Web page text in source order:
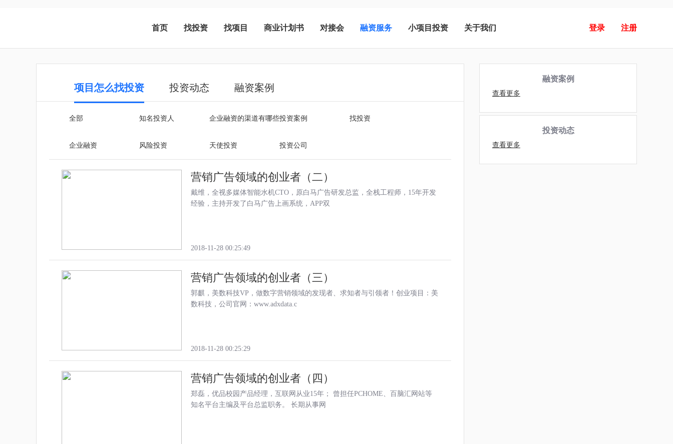
首页 找投资 找项目 商业计划书 对接会 融资服务 小项目投资 关于我们 登录 注册
项目怎么找投资 投资动态 融资案例
全部 知名投资人 企业融资的渠道有哪些投资案例 找投资
企业融资 风险投资 天使投资 投资公司
营销广告领域的创业者（二）
戴维，全视多媒体智能水机CTO，原白马广告研发总监，全栈工程师，15年开发
经验，主持开发了白马广告上画系统，APP双
2018-11-28 00:25:49
营销广告领域的创业者（三）
郭麒，美数科技VP，做数字营销领域的发现者、求知者与引领者！创业项目：美
数科技，公司官网：www.adxdata.c
2018-11-28 00:25:29
营销广告领域的创业者（四）
郑磊，优品校园产品经理，互联网从业15年； 曾担任PCHOME、百脑汇网站等
知名平台主编及平台总监职务。 长期从事网
融资案例
查看更多
投资动态
查看更多